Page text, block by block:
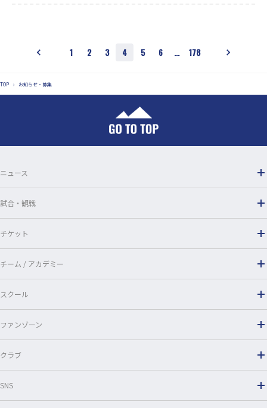
1 2 3 4 5 6 … 178
TOP › お知らせ・募集
ニュース
試合・観戦
チケット
チーム / アカデミー
スクール
ファンゾーン
クラブ
SNS